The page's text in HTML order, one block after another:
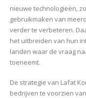
nieuwe technologieën,
gebruikmaken van
verder te verbeteren.
het uitbreiden van hun
landen waar de vraag
toeneemt.
De strategie van Lafat
bedrijven te voorzien